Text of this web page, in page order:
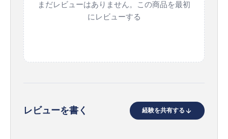
まだレビューはありません。この商品を最初
にレビューする
レビューを書く 経験を共有する